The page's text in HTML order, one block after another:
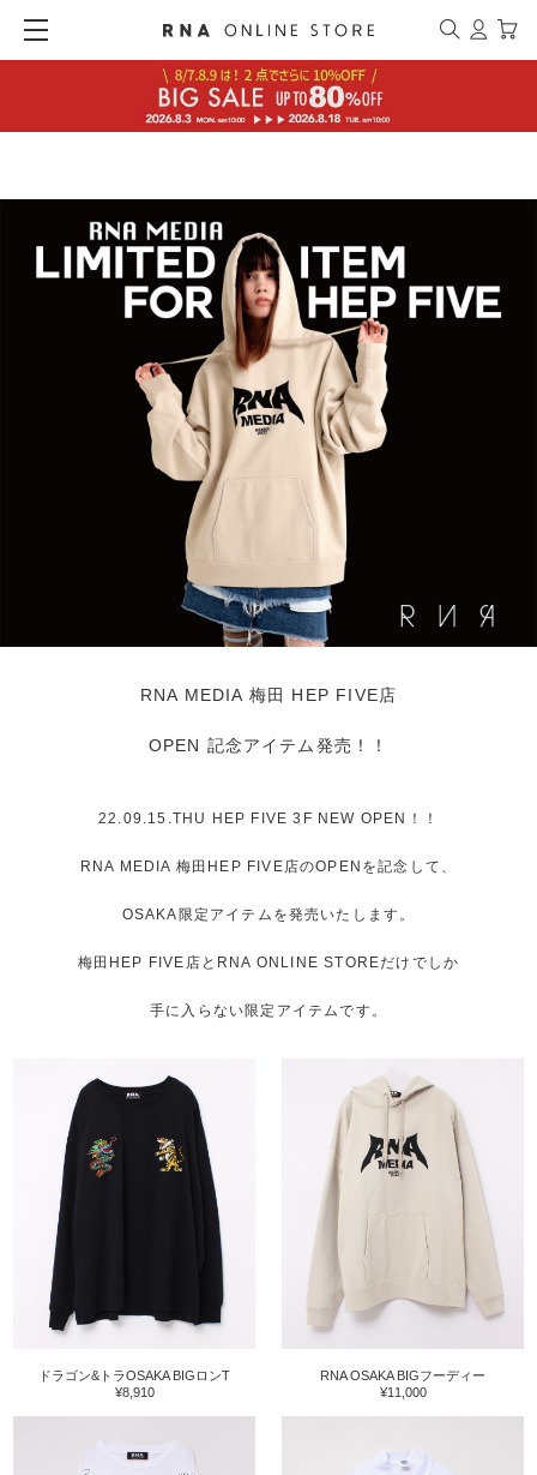
RNA MEDIA 梅田 HEP FIVE店
OPEN 記念アイテム発売！！
22.09.15.THU HEP FIVE 3F NEW OPEN！！
RNA MEDIA 梅田HEP FIVE店のOPENを記念して、
OSAKA限定アイテムを発売いたします。
梅田HEP FIVE店とRNA ONLINE STOREだけでしか
手に入らない限定アイテムです。
ドラゴン&トラOSAKA BIGロンT
¥8,910
RNA OSAKA BIGフーディー
¥11,000